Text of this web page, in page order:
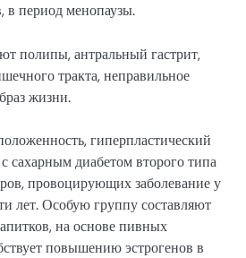
период менопаузы.
полипы, антральный гастрит,
тракта, неправильное
жизни.
гиперпластический
сахарным диабетом второго типа
провоцирующих заболевание у
лет. Особую группу составляют
на основе пивных
повышению эстрогенов в